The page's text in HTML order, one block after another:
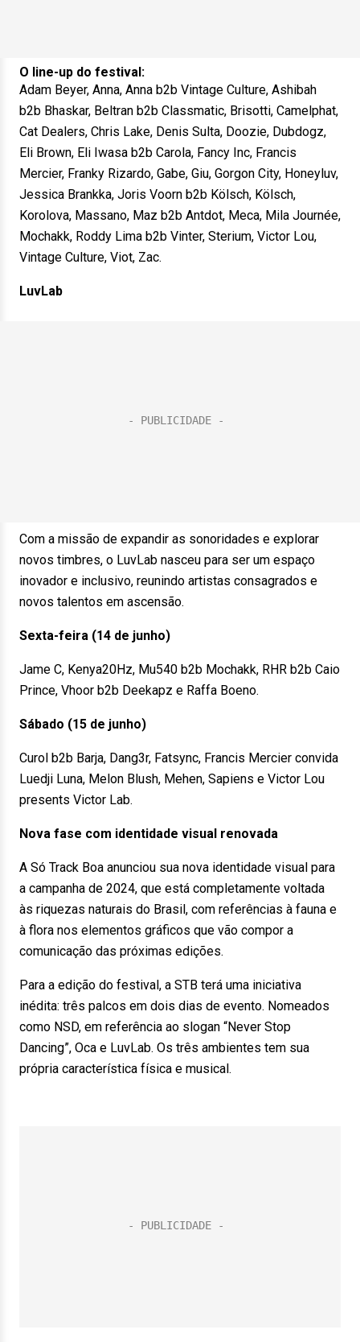
O line-up do festival:
Adam Beyer, Anna, Anna b2b Vintage Culture, Ashibah
b2b Bhaskar, Beltran b2b Classmatic, Brisotti, Camelphat,
Cat Dealers, Chris Lake, Denis Sulta, Doozie, Dubdogz,
Eli Brown, Eli Iwasa b2b Carola, Fancy Inc, Francis
Mercier, Franky Rizardo, Gabe, Giu, Gorgon City, Honeyluv,
Jessica Brankka, Joris Voorn b2b Kölsch, Kölsch,
Korolova, Massano, Maz b2b Antdot, Meca, Mila Journée,
Mochakk, Roddy Lima b2b Vinter, Sterium, Victor Lou,
Vintage Culture, Viot, Zac.
LuvLab
Com a missão de expandir as sonoridades e explorar
novos timbres, o LuvLab nasceu para ser um espaço
inovador e inclusivo, reunindo artistas consagrados e
novos talentos em ascensão.
Sexta-feira (14 de junho)
Jame C, Kenya20Hz, Mu540 b2b Mochakk, RHR b2b Caio
Prince, Vhoor b2b Deekapz e Raffa Boeno.
Sábado (15 de junho)
Curol b2b Barja, Dang3r, Fatsync, Francis Mercier convida
Luedji Luna, Melon Blush, Mehen, Sapiens e Victor Lou
presents Victor Lab.
Nova fase com identidade visual renovada
A Só Track Boa anunciou sua nova identidade visual para
a campanha de 2024, que está completamente voltada
às riquezas naturais do Brasil, com referências à fauna e
à flora nos elementos gráficos que vão compor a
comunicação das próximas edições.
Para a edição do festival, a STB terá uma iniciativa
inédita: três palcos em dois dias de evento. Nomeados
como NSD, em referência ao slogan “Never Stop
Dancing”, Oca e LuvLab. Os três ambientes tem sua
própria característica física e musical.